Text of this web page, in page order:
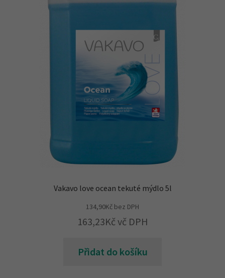
Vakavo love ocean tekuté mýdlo 5l
134,90Kč bez DPH
163,23Kč vč DPH
Přidat do košíku